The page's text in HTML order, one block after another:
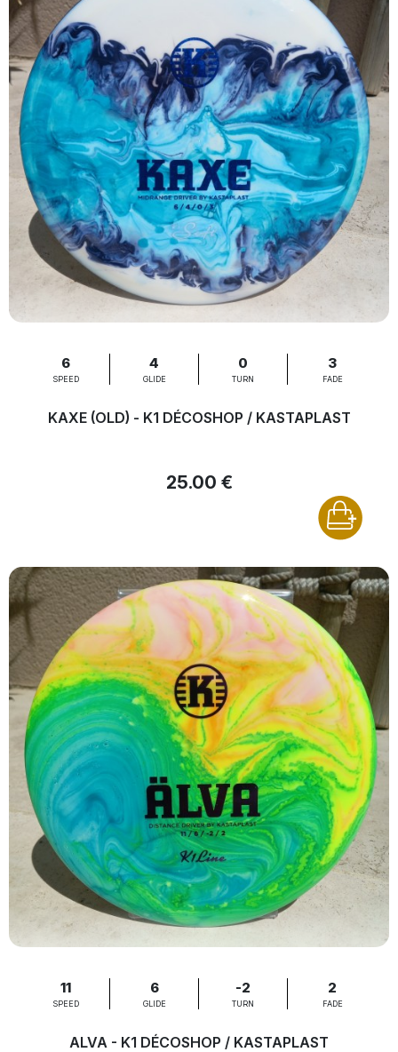
6
SPEED
4
GLIDE
0
TURN
3
FADE
KAXE (OLD) - K1 DÉCOSHOP / KASTAPLAST
25.00 €
11
SPEED
6
GLIDE
-2
TURN
2
FADE
ALVA - K1 DÉCOSHOP / KASTAPLAST